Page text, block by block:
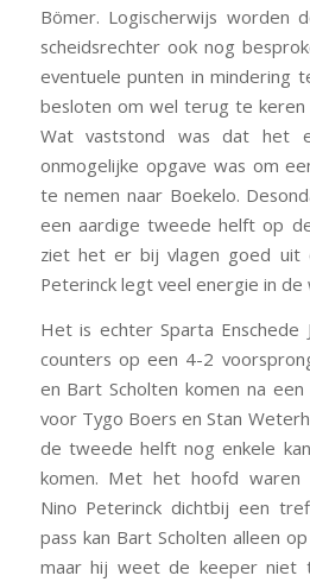
Bömer. Logischerwijs worden
scheidsrechter ook nog
eventuele punten in mindering
besloten om wel terug te
Wat vaststond was dat het
onmogelijke opgave was om
te nemen naar Boekelo.
een aardige tweede helft op
ziet het er bij vlagen goed uit
Peterinck legt veel energie in de
Het is echter Sparta
counters op een 4-2
en Bart Scholten komen na
voor Tygo Boers en Stan
de tweede helft nog enkele
komen. Met het hoofd waren
Nino Peterinck dichtbij een
pass kan Bart Scholten alleen
maar hij weet de keeper niet